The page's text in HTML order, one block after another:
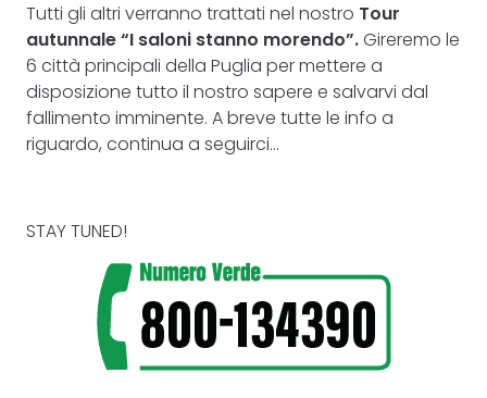
Tutti gli altri verranno trattati nel nostro Tour
autunnale “I saloni stanno morendo”.Gireremo le
6 città principali della Puglia per mettere a
disposizione tutto il nostro sapere e salvarvi dal
fallimento imminente. A breve tutte le info a
riguardo, continua a seguirci…
STAY TUNED!